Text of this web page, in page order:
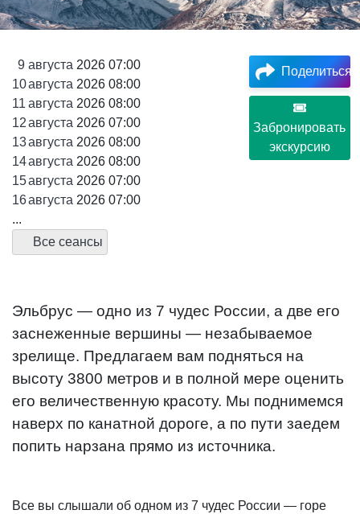
9 августа 2026 07:00
10августа 2026 08:00
11 августа 2026 08:00
12августа 2026 07:00
13августа 2026 08:00
14августа 2026 08:00
15августа 2026 07:00
16августа 2026 07:00
...
Все сеансы
Поделиться
Забронировать
экскурсию
Эльбрус — одно из 7 чудес России, а две его
заснеженные вершины — незабываемое
зрелище. Предлагаем вам подняться на
высоту 3800 метров и в полной мере оценить
его величественную красоту. Мы поднимемся
наверх по канатной дороге, а по пути заедем
попить нарзана прямо из источника.
Все вы слышали об одном из 7 чудес России — горе